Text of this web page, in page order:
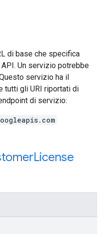
di base che specifica
Un servizio potrebbe
servizio ha il
tutti gli URI riportati di
di servizio:
License